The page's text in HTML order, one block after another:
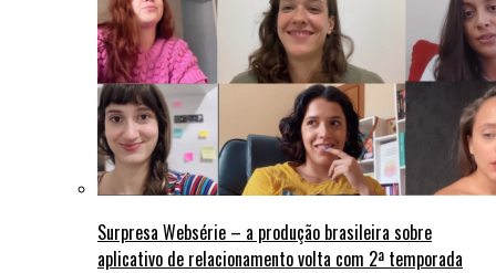
Surpresa Websérie – a produção brasileira sobre
aplicativo de relacionamento volta com 2ª temporada